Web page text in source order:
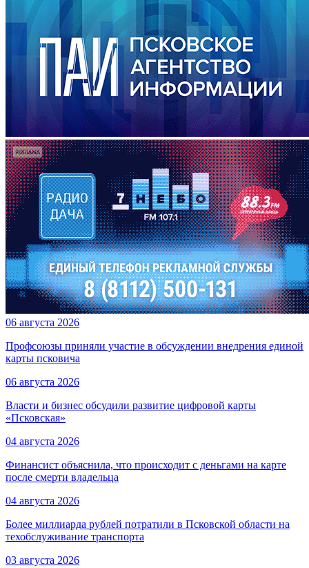
06 августа 2026
Профсоюзы приняли участие в обсуждении внедрения единой
карты псковича
06 августа 2026
Власти и бизнес обсудили развитие цифровой карты
«Псковская»
04 августа 2026
Финансист объяснила, что происходит с деньгами на карте
после смерти владельца
04 августа 2026
Более миллиарда рублей потратили в Псковской области на
техобслуживание транспорта
03 августа 2026